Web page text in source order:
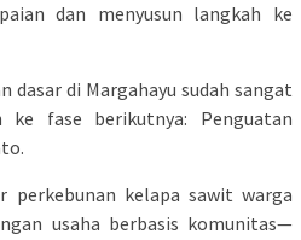
dan menyusun langkah ke
dasar di Margahayu sudah sangat
fase berikutnya: Penguatan
perkebunan kelapa sawit warga
usaha berbasis komunitas—